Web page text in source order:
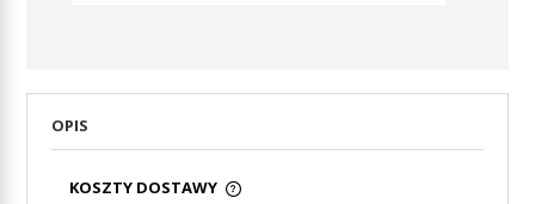
OPIS
KOSZTY DOSTAWY